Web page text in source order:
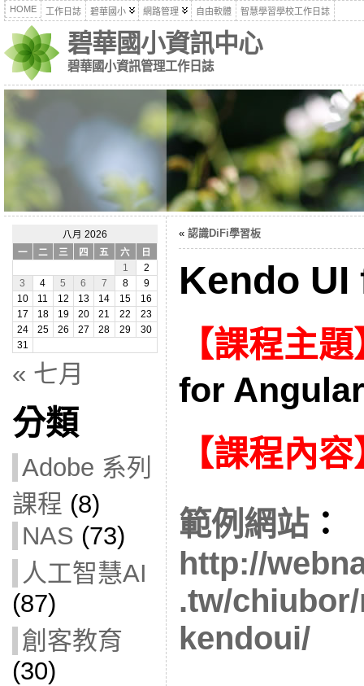
HOME 工作日誌 碧華國小 網路管理 自由軟體 智慧學習學校工作日誌
碧華國小資訊中心
碧華國小資訊管理工作日誌
八月 2026
一
二 三 四 五 六
日
1
2
3
4 5 6 7 8
9
10
11 12 13 14 15
16
17
18 19 20 21 22
23
24
25 26 27 28 29
30
31
« 七月
分類
Adobe 系列
課程 (8)
NAS (73)
人工智慧AI
(87)
創客教育
(30)
« 認識DiFi學習板
Kendo
【課程主
for Angular
【課程內
範例網站：
http://
.tw/
kendoui/